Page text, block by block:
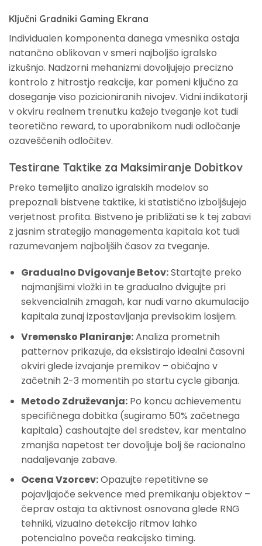
Ključni Gradniki Gaming Ekrana
Individualen komponenta danega vmesnika ostaja
natančno oblikovan v smeri najboljšo igralsko
izkušnjo. Nadzorni mehanizmi dovoljujejo precizno
kontrolo z hitrostjo reakcije, kar pomeni ključno za
doseganje viso pozicioniranih nivojev. Vidni indikatorji
v okviru realnem trenutku kažejo tveganje kot tudi
teoretično reward, to uporabnikom nudi odločanje
ozaveščenih odločitev.
Testirane Taktike za Maksimiranje Dobitkov
Preko temeljito analizo igralskih modelov so
prepoznali bistvene taktike, ki statistično izboljšujejo
verjetnost profita. Bistveno je približati se k tej zabavi
z jasnim strategijo managementa kapitala kot tudi
razumevanjem najboljših časov za tveganje.
Gradualno Dvigovanje Betov:Startajte preko
najmanjšimi vložki in te gradualno dvigujte pri
sekvencialnih zmagah, kar nudi varno akumulacijo
kapitala zunaj izpostavljanja previsokim losijem.
Vremensko Planiranje:Analiza prometnih
patternov prikazuje, da eksistirajo idealni časovni
okviri glede izvajanje premikov – običajno v
začetnih 2-3 momentih po startu cycle gibanja.
Metodo Združevanja:Po koncu achievementu
specifičnega dobitka (sugiramo 50% začetnega
kapitala) cashoutajte del sredstev, kar mentalno
zmanjša napetost ter dovoljuje bolj še racionalno
nadaljevanje zabave.
Ocena Vzorcev:Opazujte repetitivne se
pojavljajoče sekvence med premikanju objektov –
čeprav ostaja ta aktivnost osnovana glede RNG
tehniki, vizualno detekcijo ritmov lahko
potencialno poveča reakcijsko timing.